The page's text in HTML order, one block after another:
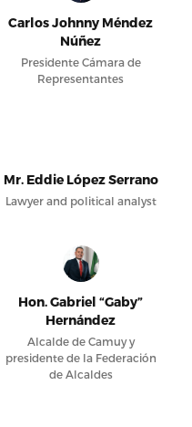
Carlos Johnny Méndez
Núñez
Presidente Cámara de
Representantes
Mr. Eddie López Serrano
Lawyer and political analyst
Hon. Gabriel “Gaby”
Hernández
Alcalde de Camuy y
presidente de la Federación
de Alcaldes